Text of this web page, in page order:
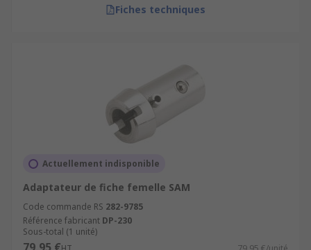
ainsi des mandrins de remplacement, des clés de
Ces accessoires sont utiles dans tout atelier
comptant au moins une perceuse, perceuse-
visseuse ou colonne de perçage.
Fiches techniques
Actuellement indisponible
Adaptateur de fiche femelle SAM
Code commande RS 282-9785
Référence fabricant DP-230
Sous-total (1 unité)